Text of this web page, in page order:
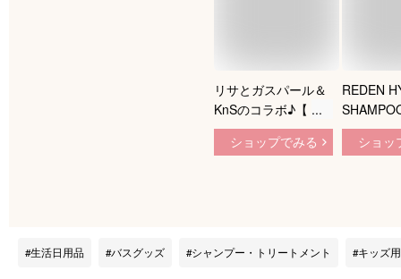
リサとガスパール＆
KnSのコラボ♪【 薬
用 柿渋 スカルプシ
ャンプー コンディシ
ンズスカルプシャン
ショップでみる
REDEN
ン ハイブ
ンプー
イリー
ショッ
生活日用品 バスグッズ シャンプー・トリートメント キッズ用